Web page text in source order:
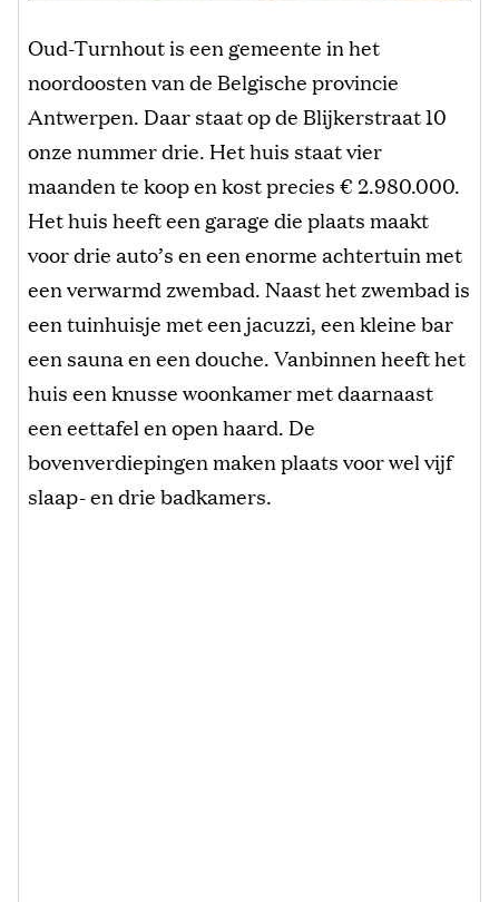
Oud-Turnhout is een gemeente in het
noordoosten van de Belgische provincie
Antwerpen. Daar staat op de Blijkerstraat 10
onze nummer drie. Het huis staat vier
maanden te koop en kost precies € 2.980.000.
Het huis heeft een garage die plaats maakt
voor drie auto’s en een enorme achtertuin met
een verwarmd zwembad. Naast het zwembad is
een tuinhuisje met een jacuzzi, een kleine bar
een sauna en een douche. Vanbinnen heeft het
huis een knusse woonkamer met daarnaast
een eettafel en open haard. De
bovenverdiepingen maken plaats voor wel vijf
slaap- en drie badkamers.